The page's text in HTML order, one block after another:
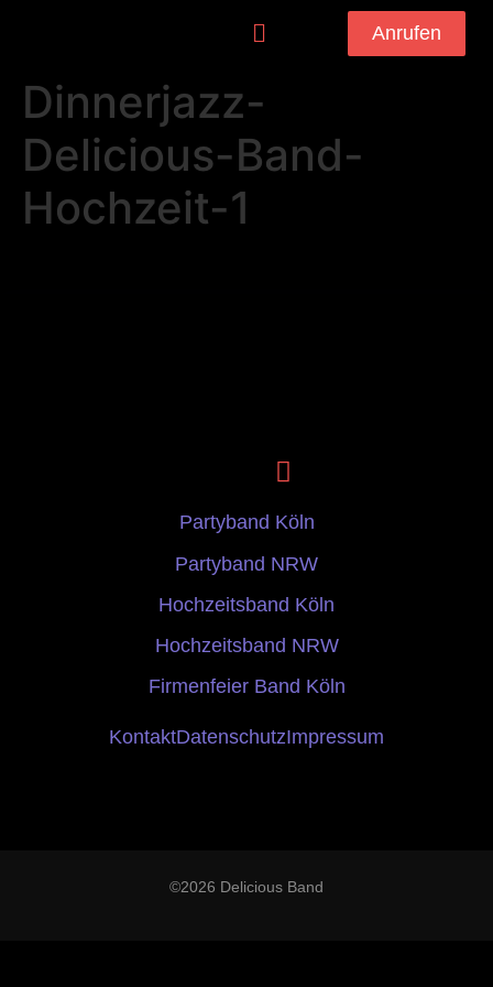
Anrufen
Dinnerjazz-
Delicious-Band-
Hochzeit-1
Partyband Köln
Partyband NRW
Hochzeitsband Köln
Hochzeitsband NRW
Firmenfeier Band Köln
KontaktDatenschutzImpressum
©2026 Delicious Band